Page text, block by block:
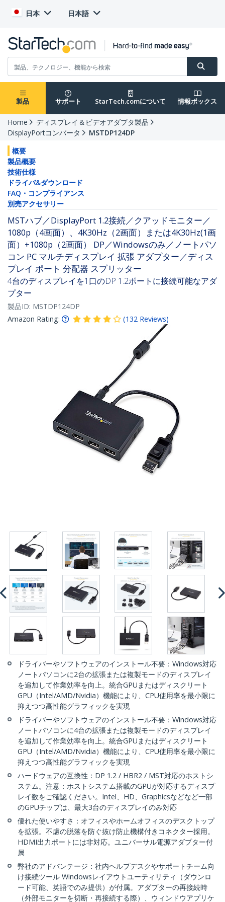
日本 日本語
製品 サポート StarTech.comについて 情報ボックス
Home
ディスプレイ＆ビデオアダプタ製品
DisplayPortコンバータ
MSTDP124DP
概要
製品概要
技術仕様
ドライバ&ダウンロード
FAQ・コンプライアンス
別売アクセサリー
MSTハブ／DisplayPort 1.2接続／クアッドモニター／
1080p（4画面）、4K30Hz（2画面）または4K30Hz(1画
面）+1080p（2画面） DP／Windowsのみ／ノートパソ
コン PC マルチディスプレイ 拡張 アダプター／ディス
プレイ ポート 分配器 スプリッター
4台のディスプレイを1口のDP 1.2ポートに接続可能なアダ
プター
製品ID: MSTDP124DP
Amazon Rating:
(132 Reviews)
ドライバーやソフトウェアのインストール不要：Windows対応
ノートパソコンに2台の拡張または複製モードのディスプレイ
を追加して作業効率を向上。統合GPUまたはディスクリート
GPU（Intel/AMD/Nvidia）機能により、CPU使用率を最小限に
抑えつつ高性能グラフィックを実現
ドライバーやソフトウェアのインストール不要：Windows対応
ノートパソコンに4台の拡張または複製モードのディスプレイ
を追加して作業効率を向上。統合GPUまたはディスクリート
GPU（Intel/AMD/Nvidia）機能により、CPU使用率を最小限に
抑えつつ高性能グラフィックを実現
ハードウェアの互換性：DP 1.2 / HBR2 / MST対応のホストシ
ステム。注意：ホストシステム搭載のGPUが対応するディスプ
レイ数をご確認ください。Intel、HD、Graphicsなどなど一部
のGPUチップは、最大3台のディスプレイのみ対応
優れた使いやすさ：オフィスやホームオフィスのデスクトップ
を拡張。不慮の脱落を防ぐ抜け防止機構付きコネクター採用。
HDMI出力ポートには非対応。ユニバーサル電源アダプター付
属
弊社のアドバンテージ：社内ヘルプデスクやサポートチーム向
け接続ツール Windowsレイアウトユーティリティ（ダウンロ
ード可能、英語でのみ提供）が付属。アダプターの再接続時
（外部モニターを切断・再接続する際）、ウィンドウアプリケ